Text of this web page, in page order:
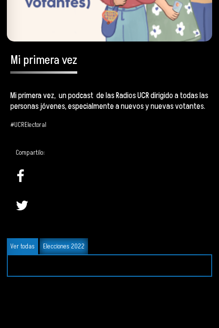
Mi primera vez
Mi primera vez, un podcast de lasRadiosUCRdirigido a todas las
personas jóvenes, especialmente a nuevos y nuevas votantes.
#UCRElectoral
Compartilo:
Ver todas Elecciones 2022